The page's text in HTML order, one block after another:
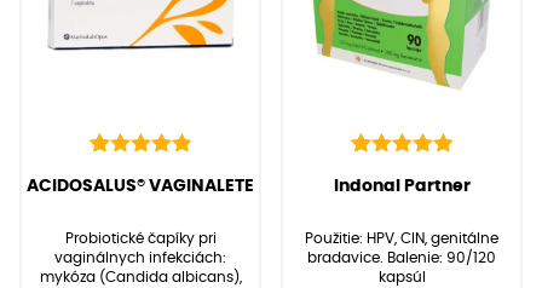
4.95
základe
zákazníckych
recenzií
(22recenzií zákazníkov)
ACIDOSALUS® VAGINALETE
Probiotické čapíky pri
vaginálnych infekciách:
mykóza (Candida albicans),
5.00
základe
zákazníckych
recenzií
recenzií zákazníkov)
Indonal Partner
Použitie: HPV, CIN, genitálne
bradavice. Balenie: 90/120
kapsúl